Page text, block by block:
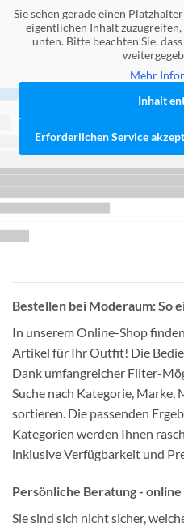
Sie sehen gerade einen
eigentlichen Inhalt
unten. Bitte beachten Sie,
Mehr
Inhalt
Erforderlichen Service
Bestellen bei Moderaum: So
In unserem Online-Shop
Artikel für Ihr Outfit! Die
Dank umfangreicher Filter-
Suche nach Kategorie, Marke,
sortieren. Die passenden
Kategorien werden Ihnen
inklusive Verfügbarkeit und
Persönliche Beratung -
Sie sind sich nicht sicher,